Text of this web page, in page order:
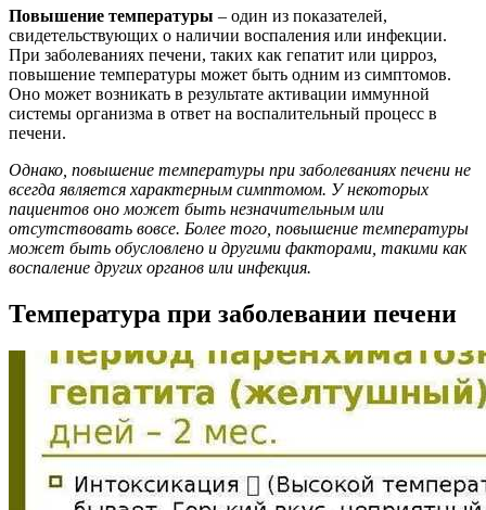
Повышение температуры – один из показателей,
свидетельствующих о наличии воспаления или инфекции.
При заболеваниях печени, таких как гепатит или цирроз,
повышение температуры может быть одним из симптомов.
Оно может возникать в результате активации иммунной
системы организма в ответ на воспалительный процесс в
печени.
Однако, повышение температуры при заболеваниях печени не
всегда является характерным симптомом. У некоторых
пациентов оно может быть незначительным или
отсутствовать вовсе. Более того, повышение температуры
может быть обусловлено и другими факторами, такими как
воспаление других органов или инфекция.
Температура при заболевании печени